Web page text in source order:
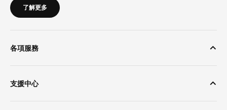
了解更多
各項服務
支援中心